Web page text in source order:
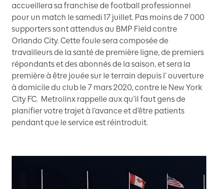
accueillera sa franchise de football professionnel
pour un match le samedi 17 juillet. Pas moins de 7 000
supporters sont attendus au BMP Field contre
Orlando City. Cette foule sera composée de
travailleurs de la santé de première ligne, de premiers
répondants et des abonnés de la saison, et sera la
première à être jouée sur le terrain depuis l’ ouverture
à domicile du club le 7 mars 2020, contre le New York
City FC. Metrolinx rappelle aux qu’il faut gens de
planifier votre trajet à l’avance et d’être patients
pendant que le service est réintroduit.